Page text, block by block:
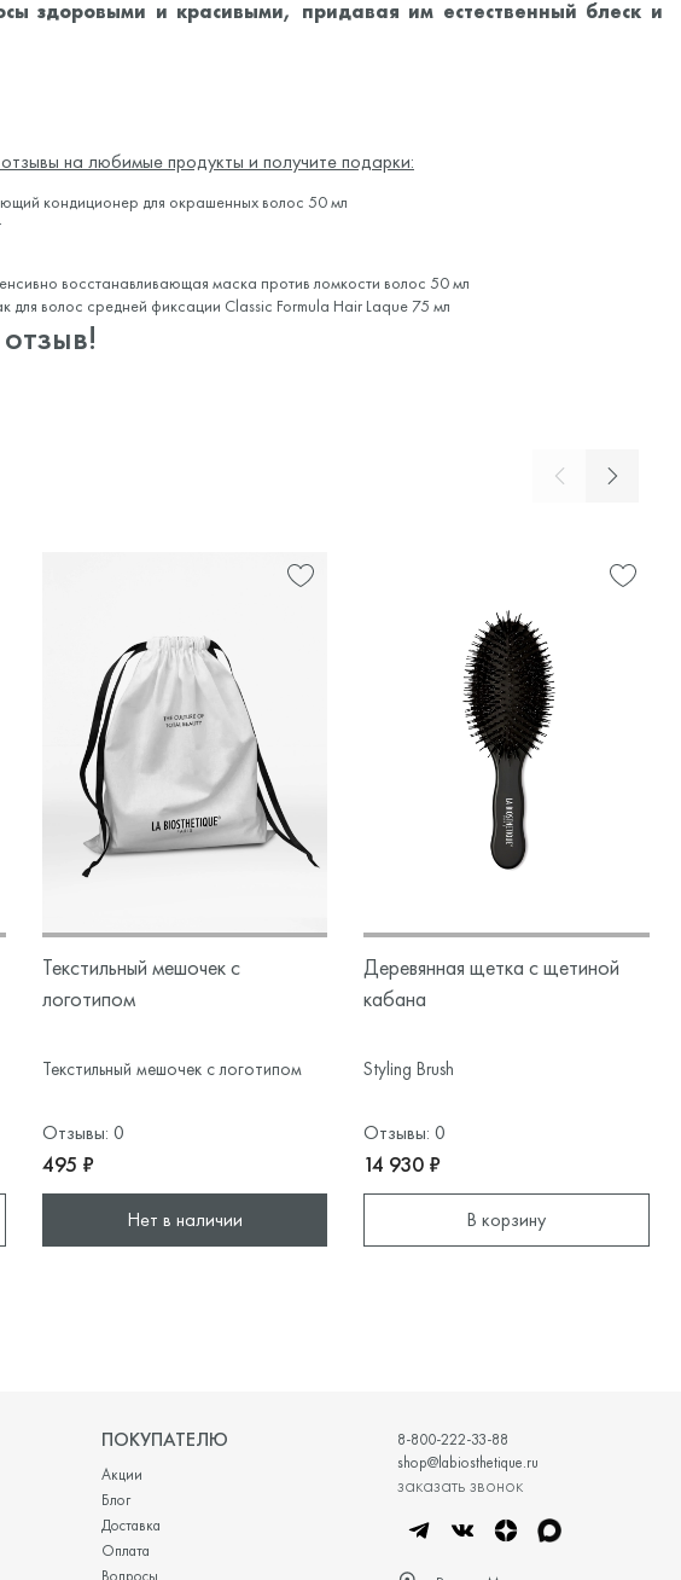
здоровыми и красивыми, придавая им естественный блеск и
на любимые продукты и получите подарки:
кондиционер для окрашенных волос 50 мл
восстанавливающая маска против ломкости волос 50 мл
для волос средней фиксации Classic Formula Hair Laque 75 мл
Текстильный мешочек с
логотипом
Текстильный мешочек с логотипом
Отзывы: 0
495 ₽
Нет в наличии
Деревянная щетка с щетиной
кабана
Styling Brush
Отзывы: 0
14 930 ₽
В корзину
ПОКУПАТЕЛЮ
Акции
Блог
Доставка
Оплата
Вопросы
8-800-222-33-88
shop@labiosthetique.ru
заказать звонок